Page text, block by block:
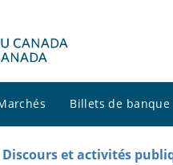
Billets de banque
Discours et activités